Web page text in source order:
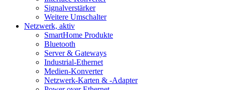
Signalverstärker
Weitere Umschalter
Netzwerk, aktiv
SmartHome Produkte
Bluetooth
Server & Gateways
Industrial-Ethernet
Medien-Konverter
Netzwerk-Karten & -Adapter